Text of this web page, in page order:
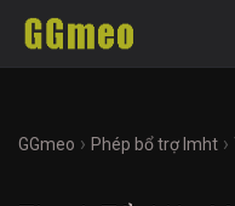
GGmeo › Phép bổ trợ lmht ›